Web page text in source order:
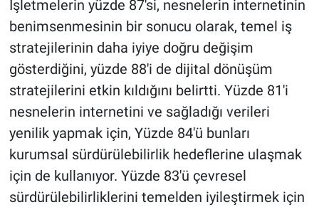
İşletmelerin yüzde 87'si, nesnelerin internetinin
benimsenmesinin bir sonucu olarak, temel iş
stratejilerinin daha iyiye doğru değişim
gösterdiğini, yüzde 88'i de dijital dönüşüm
stratejilerini etkin kıldığını belirtti. Yüzde 81'i
nesnelerin internetini ve sağladığı verileri
yenilik yapmak için, Yüzde 84'ü bunları
kurumsal sürdürülebilirlik hedeflerine ulaşmak
için de kullanıyor. Yüzde 83'ü çevresel
sürdürülebilirliklerini temelden iyileştirmek için